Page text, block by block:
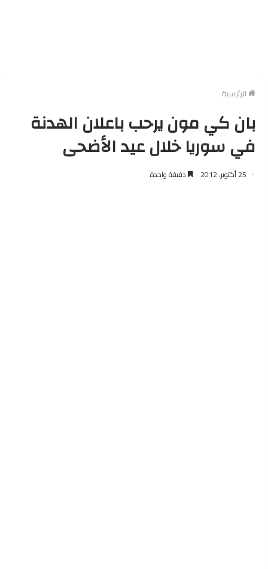
الرئيسية
بان كي مون يرحب باعلان الهدنة
في سوريا خلال عيد الأضحى
25 أكتوبر، 2012 دقيقة واحدة